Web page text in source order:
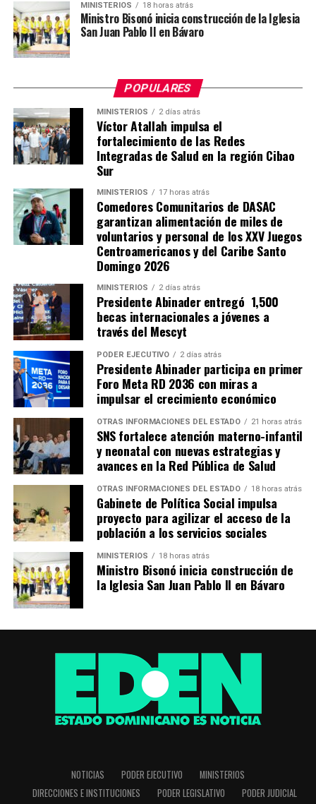
MINISTERIOS 18 horas atrás
Ministro Bisonó inicia construcción de la Iglesia
San Juan Pablo II en Bávaro
POPULARES
MINISTERIOS 2 días atrás
Víctor Atallah impulsa el
fortalecimiento de las Redes
Integradas de Salud en la región Cibao
Sur
MINISTERIOS 17 horas atrás
Comedores Comunitarios de DASAC
garantizan alimentación de miles de
voluntarios y personal de los XXV Juegos
Centroamericanos y del Caribe Santo
Domingo 2026
MINISTERIOS 2 días atrás
Presidente Abinader entregó 1,500
becas internacionales a jóvenes a
través del Mescyt
PODER EJECUTIVO 2 días atrás
Presidente Abinader participa en primer
Foro Meta RD 2036 con miras a
impulsar el crecimiento económico
OTRAS INFORMACIONES DEL ESTADO 21 horas atrás
SNS fortalece atención materno-infantil
y neonatal con nuevas estrategias y
avances en la Red Pública de Salud
OTRAS INFORMACIONES DEL ESTADO 18 horas atrás
Gabinete de Política Social impulsa
proyecto para agilizar el acceso de la
población a los servicios sociales
MINISTERIOS 18 horas atrás
Ministro Bisonó inicia construcción de
la Iglesia San Juan Pablo II en Bávaro
NOTICIAS PODER EJECUTIVO
MINISTERIOS
DIRECCIONES E INSTITUCIONES
PODER LEGISLATIVO PODER JUDICIAL